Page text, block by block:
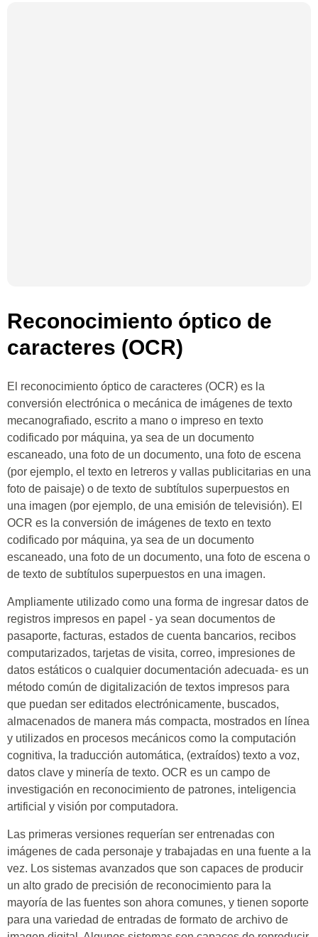
Reconocimiento óptico de
caracteres (OCR)
El reconocimiento óptico de caracteres (OCR) es la
conversión electrónica o mecánica de imágenes de texto
mecanografiado, escrito a mano o impreso en texto
codificado por máquina, ya sea de un documento
escaneado, una foto de un documento, una foto de escena
(por ejemplo, el texto en letreros y vallas publicitarias en una
foto de paisaje) o de texto de subtítulos superpuestos en
una imagen (por ejemplo, de una emisión de televisión). El
OCR es la conversión de imágenes de texto en texto
codificado por máquina, ya sea de un documento
escaneado, una foto de un documento, una foto de escena o
de texto de subtítulos superpuestos en una imagen.
Ampliamente utilizado como una forma de ingresar datos de
registros impresos en papel - ya sean documentos de
pasaporte, facturas, estados de cuenta bancarios, recibos
computarizados, tarjetas de visita, correo, impresiones de
datos estáticos o cualquier documentación adecuada- es un
método común de digitalización de textos impresos para
que puedan ser editados electrónicamente, buscados,
almacenados de manera más compacta, mostrados en línea
y utilizados en procesos mecánicos como la computación
cognitiva, la traducción automática, (extraídos) texto a voz,
datos clave y minería de texto. OCR es un campo de
investigación en reconocimiento de patrones, inteligencia
artificial y visión por computadora.
Las primeras versiones requerían ser entrenadas con
imágenes de cada personaje y trabajadas en una fuente a la
vez. Los sistemas avanzados que son capaces de producir
un alto grado de precisión de reconocimiento para la
mayoría de las fuentes son ahora comunes, y tienen soporte
para una variedad de entradas de formato de archivo de